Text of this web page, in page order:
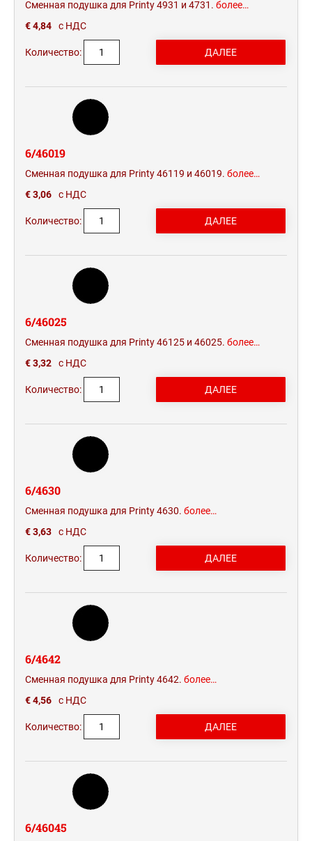
Сменная подушка для Printy 4931 и 4731. более…
€ 4,84
с НДС
Количество:
6/46019
Сменная подушка для Printy 46119 и 46019. более…
€ 3,06
с НДС
Количество:
6/46025
Сменная подушка для Printy 46125 и 46025. более…
€ 3,32
с НДС
Количество:
6/4630
Сменная подушка для Printy 4630. более…
€ 3,63
с НДС
Количество:
6/4642
Сменная подушка для Printy 4642. более…
€ 4,56
с НДС
Количество:
6/46045